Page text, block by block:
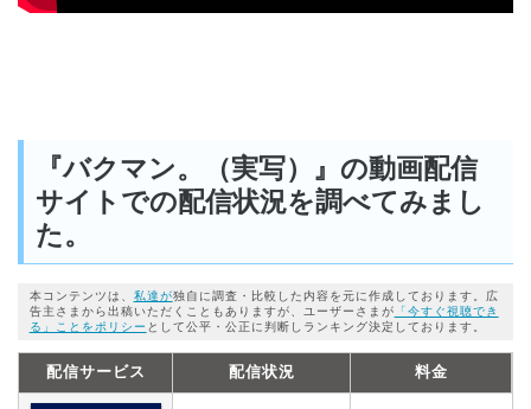
『バクマン。（実写）』の動画配信
サイトでの配信状況を調べてみまし
た。
本コンテンツは、 私達が独自に調査・比較した内容を元に作成しております。広
告主さまから出稿いただくこともありますが、ユーザーさまが 「今すぐ視聴でき
る」ことをポリシー として公平・公正に判断しランキング決定しております。
配信サービス 配信状況 料金